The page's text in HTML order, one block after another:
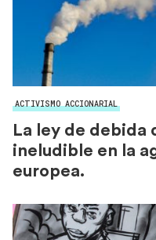
ACTIVISMO ACCIONARIAL
La ley de debida
ineludible en la
europea.